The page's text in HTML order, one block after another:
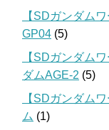
【SDガンダム
GP04 (5)
【SDガンダム
ダムAGE-2 (5)
【SDガンダム
ム (1)